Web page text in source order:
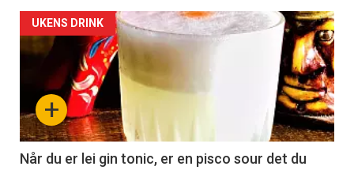
+
UKENS DRINK
Når du er lei gin tonic, er en pisco sour det du